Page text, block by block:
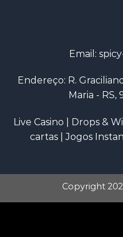
Email:
Endereço: R.
Maria - RS,
Live Casino Drops &
cartas|Jogos
Copyright